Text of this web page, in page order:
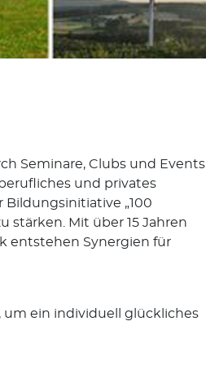
Seminare, Clubs und Events
und privates
„100
stärken. Mit über 15 Jahren
entstehen Synergien für
ein individuell glückliches